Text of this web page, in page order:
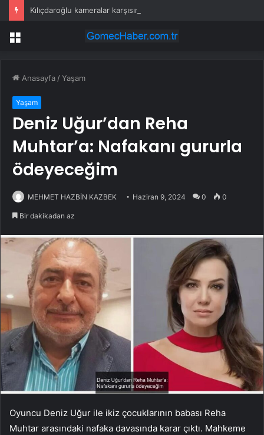
Menü
Anasayfa /Yaşam
Yaşam
Deniz Uğur’dan Reha
Muhtar’a: Nafakanı gururla
ödeyeceğim
MEHMET HAZBİN KAZBEK Haziran 9, 2024 0 0
Bir dakikadan az
Oyuncu Deniz Uğur ile ikiz çocuklarının babası Reha
Muhtar arasındaki nafaka davasında karar çıktı. Mahkeme